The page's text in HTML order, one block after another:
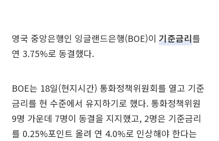
영국 중앙은행인 잉글랜드은행(BOE)이 기준금리를
연 3.75%로 동결했다.
BOE는 18일(현지시간) 통화정책위원회를 열고 기준
금리를 현 수준에서 유지하기로 했다. 통화정책위원
9명 가운데 7명이 동결을 지지했고, 2명은 기준금리
를 0.25%포인트 올려 연 4.0%로 인상해야 한다는